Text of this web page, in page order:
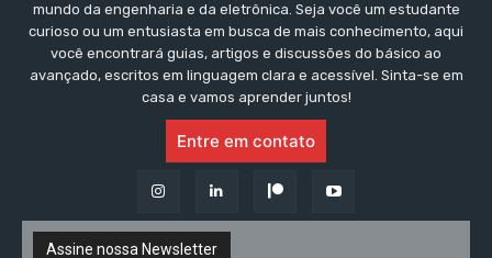
mundo da engenharia e da eletrônica. Seja você um estudante
curioso ou um entusiasta em busca de mais conhecimento, aqui
você encontrará guias, artigos e discussões do básico ao
avançado, escritos em linguagem clara e acessível. Sinta-se em
casa e vamos aprender juntos!
Entre em contato
Assine nossa Newsletter